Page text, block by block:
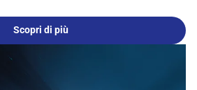
Scopri di più